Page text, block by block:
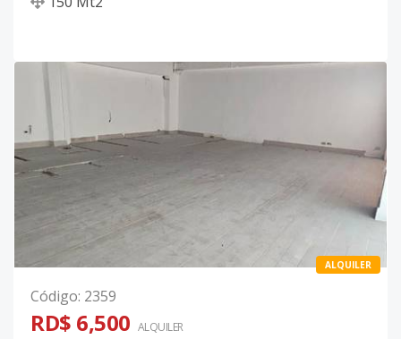
ALQUILER
Código: 2359
RD$ 6,500 ALQUILER